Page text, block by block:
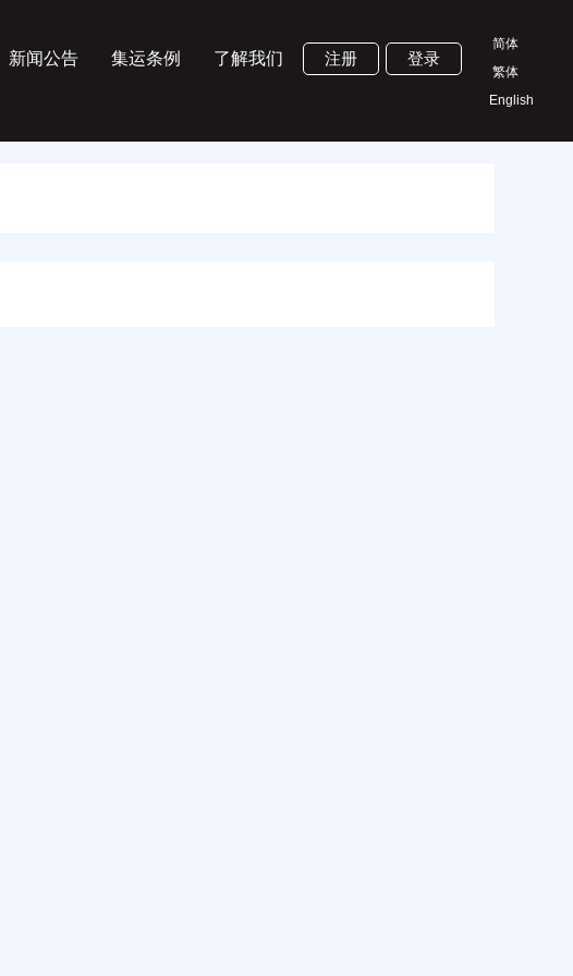
新闻公告 集运条例 了解我们 注册 登录
简体
繁体
English